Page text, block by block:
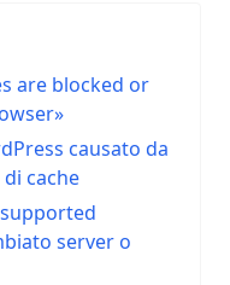
are blocked or
causato da
cache
server o